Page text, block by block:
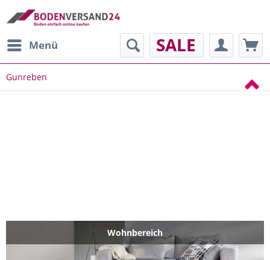
Menü SALE
Gunreben
Wohnbereich